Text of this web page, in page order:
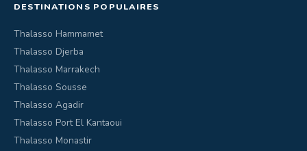
DESTINATIONS POPULAIRES
Thalasso Hammamet
Thalasso Djerba
Thalasso Marrakech
Thalasso Sousse
Thalasso Agadir
Thalasso Port El Kantaoui
Thalasso Monastir